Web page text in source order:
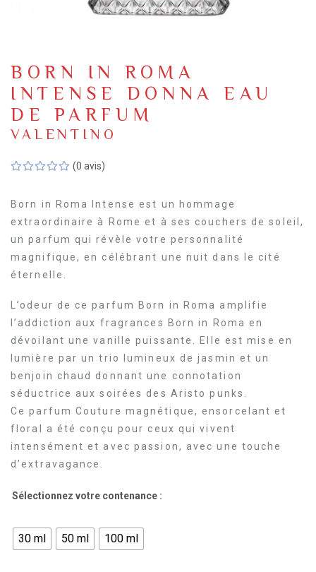
BORN IN ROMA
INTENSE DONNA EAU
DE PARFUM
VALENTINO
(0 avis)
Born in Roma Intense est un hommage
extraordinaire à Rome et à ses couchers de soleil,
un parfum qui révèle votre personnalité
magnifique, en célébrant une nuit dans le cité
éternelle.
L’odeur de ce parfum Born in Roma amplifie
l’addiction aux fragrances Born in Roma en
dévoilant une vanille puissante. Elle est mise en
lumière par un trio lumineux de jasmin et un
benjoin chaud donnant une connotation
séductrice aux soirées des Aristo punks.
Ce parfum Couture magnétique, ensorcelant et
floral a été conçu pour ceux qui vivent
intensément et avec passion, avec une touche
d’extravagance.
Sélectionnez votre contenance :
30 ml 50 ml 100 ml